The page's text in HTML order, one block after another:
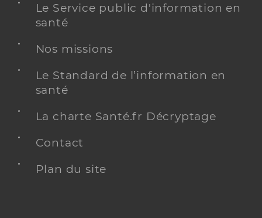
Le Service public d'information en
santé
Nos missions
Le Standard de l’information en
santé
La charte Santé.fr Décryptage
Contact
Plan du site